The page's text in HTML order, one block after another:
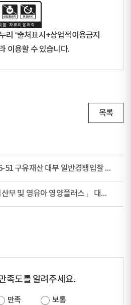
리 “출처표시+상업적이용금지
이용할 수 있습니다.
목록
충무로4가36-51 구유재산 대부 일반경쟁입찰 공고(4차)
「2026년 임산부 및 영유아 영양플러스」 대상자 모집 안내
족도를 알려주세요.
만족
보통